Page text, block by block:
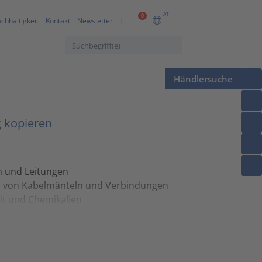
0 AT
Kontakt Newsletter
Händlersuche
und Leitungen
Kabelmänteln und Verbindungen
Chemikalien